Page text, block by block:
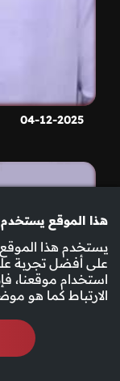
04-12-2025
هذا الموقع يستخدم
يستخدم هذا
على أفضل تجربة
استخدام موقعنا،
الارتباط كما هو